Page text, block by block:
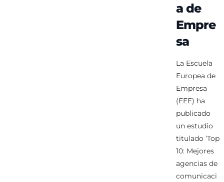
a de
Empre
sa
La Escuela
Europea de
Empresa
(EEE) ha
publicado
un estudio
titulado ‘Top
10: Mejores
agencias de
comunicaci